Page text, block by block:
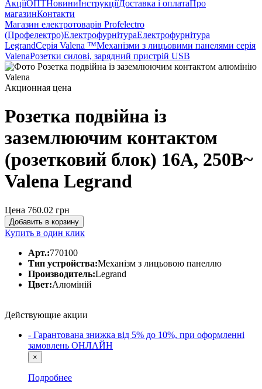
АкціїОПТНовиниІнструкціїДоставка і оплатаПро
магазинКонтакти
Магазин електротоварів Profelectro
(Профелектро)ЕлектрофурнітураЕлектрофурнітура
LegrandСерія Valena ™Механізми з лицьовими панелями серія
ValenaРозетки силові, зарядний пристрій USB
Акционная цена
Розетка подвійна із
заземлюючим контактом
(розетковий блок) 16А, 250В~
Valena Legrand
Цена 760.02 грн
Добавить в корзину
Купить в один клик
Арт.:770100
Тип устройства:Механізм з лицьовою панеллю
Производитель:Legrand
Цвет:Алюміній
Действующие акции
- Гарантована знижка від 5% до 10%, при оформленні
замовлень ОНЛАЙН
×
Подробнее